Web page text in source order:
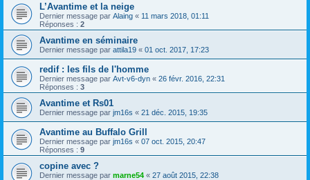
L’Avantime et la neige
Dernier message par Alaing « 11 mars 2018, 01:11
Réponses : 2
Avantime en séminaire
Dernier message par attila19 « 01 oct. 2017, 17:23
redif : les fils de l'homme
Dernier message par Avt-v6-dyn « 26 févr. 2016, 22:31
Réponses : 3
Avantime et Rs01
Dernier message par jm16s « 21 déc. 2015, 19:35
Avantime au Buffalo Grill
Dernier message par jm16s « 07 oct. 2015, 20:47
Réponses : 9
copine avec ?
Dernier message par marne54 « 27 août 2015, 22:38